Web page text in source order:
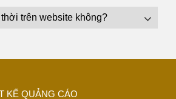
trên website không?
KẾ QUẢNG CÁO